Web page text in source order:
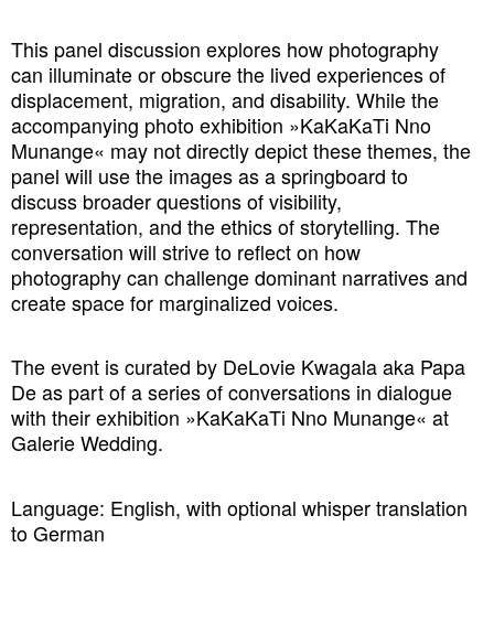
This panel discussion explores how photography
can illuminate or obscure the lived experiences of
displacement, migration, and disability. While the
accompanying photo exhibition »KaKaKaTi Nno
Munange« may not directly depict these themes, the
panel will use the images as a springboard to
discuss broader questions of visibility,
representation, and the ethics of storytelling. The
conversation will strive to reflect on how
photography can challenge dominant narratives and
create space for marginalized voices.
The event is curated by DeLovie Kwagala aka Papa
De as part of a series of conversations in dialogue
with their exhibition »KaKaKaTi Nno Munange« at
Galerie Wedding.
Language: English, with optional whisper translation
to German